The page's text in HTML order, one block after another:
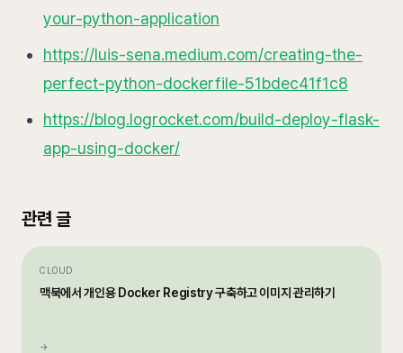
your-python-application
https://luis-sena.medium.com/creating-the-
perfect-python-dockerfile-51bdec41f1c8
https://blog.logrocket.com/build-deploy-flask-
app-using-docker/
관련 글
CLOUD
맥북에서 개인용 Docker Registry 구축하고 이미지 관리하기
→